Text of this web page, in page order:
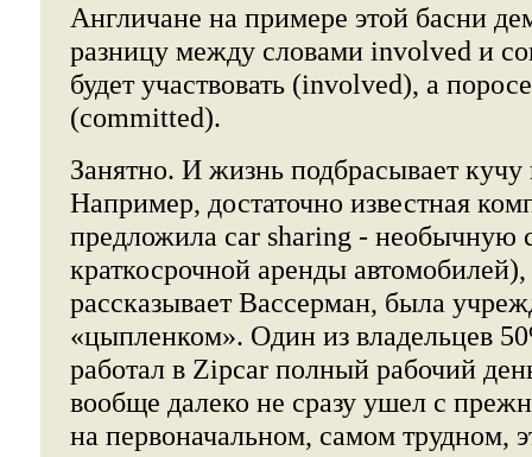
Англичане на примере этой басни
разницу между словами involved и
будет участвовать (involved), а
(committed).
Занятно. И жизнь подбрасывает
Например, достаточно известная
предложила car sharing - необычную
краткосрочной аренды
рассказывает Вассерман, была
«цыпленком». Один из владельцев
работал в Zipcar полный рабочий
вообще далеко не сразу ушел с
на первоначальном, самом трудном,